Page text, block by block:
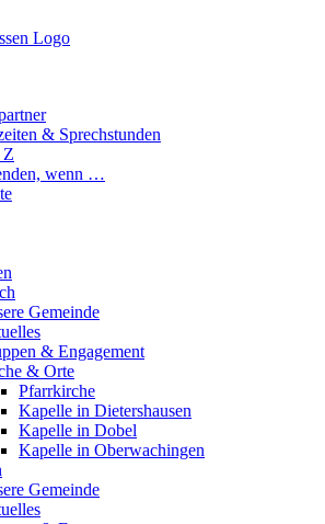
& Sprechstunden
Z
wenn …
Gemeinde
& Engagement
& Orte
Pfarrkirche
Kapelle in Dietershausen
Kapelle in Dobel
Kapelle in Oberwachingen
Gemeinde